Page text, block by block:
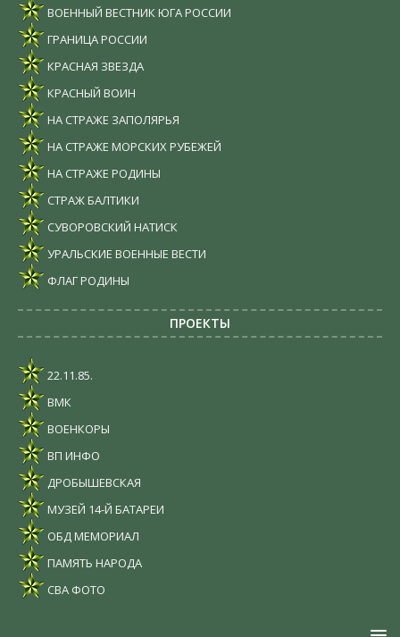
ВОЕННЫЙ ВЕСТНИК ЮГА РОССИИ
ГРАНИЦА РОССИИ
КРАСНАЯ ЗВЕЗДА
КРАСНЫЙ ВОИН
НА СТРАЖЕ ЗАПОЛЯРЬЯ
НА СТРАЖЕ МОРСКИХ РУБЕЖЕЙ
НА СТРАЖЕ РОДИНЫ
СТРАЖ БАЛТИКИ
СУВОРОВСКИЙ НАТИСК
УРАЛЬСКИЕ ВОЕННЫЕ ВЕСТИ
ФЛАГ РОДИНЫ
ПРОЕКТЫ
22.11.85.
ВМК
ВОЕНКОРЫ
ВП ИНФО
ДРОБЫШЕВСКАЯ
МУЗЕЙ 14-Й БАТАРЕИ
ОБД МЕМОРИАЛ
ПАМЯТЬ НАРОДА
СВА ФОТО